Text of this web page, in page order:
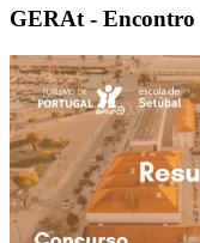
GERAt - Encontro